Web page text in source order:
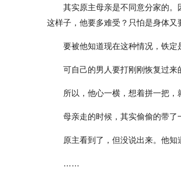
其实原主母亲是不同意分家的
这样子，他要多难受？只怕是身体又
要被他知道现在这种情况，铁定
可自己的男人要打刚刚恢复过来
所以，他心一横，想着拼一把，
母亲走的时候，其实偷偷的带了
原主看到了，但没说出来。他知
……